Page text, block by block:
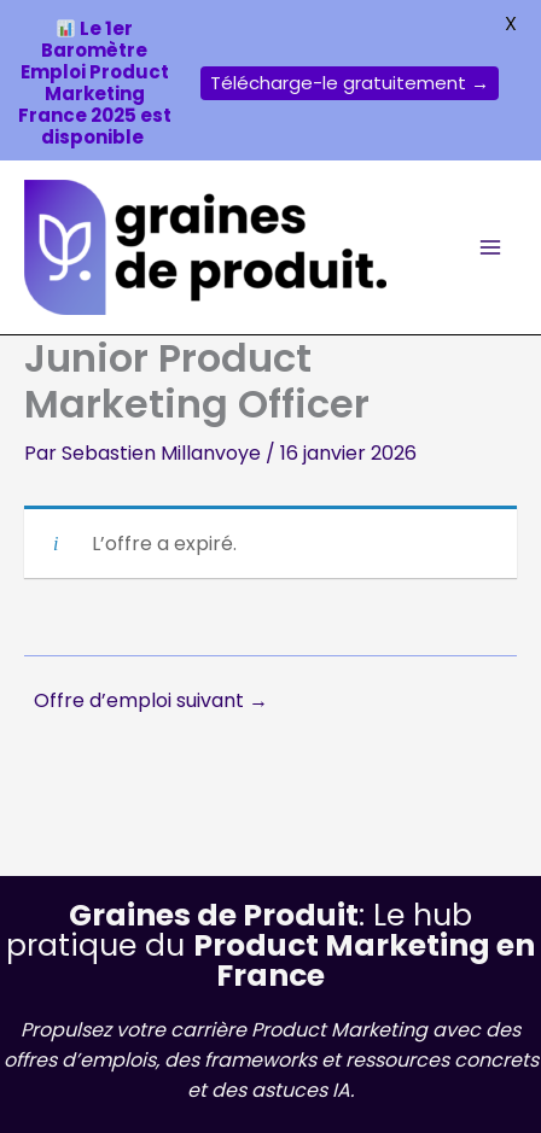
Aller
contenu
Junior Product
Marketing Officer
ParSebastien Millanvoye / 16 janvier 2026
L’offre a expiré.
Offre d’emploi suivant →
Graines de Produit: Le hub
pratique du Product Marketing en
France
Propulsez votre carrière Product Marketing avec des
offres d’emplois, des frameworks et ressources concrets
et des astuces IA.
Le 1er
Baromètre
Emploi Product
Marketing
France 2025 est
disponible
Télécharge-le gratuitement →
X